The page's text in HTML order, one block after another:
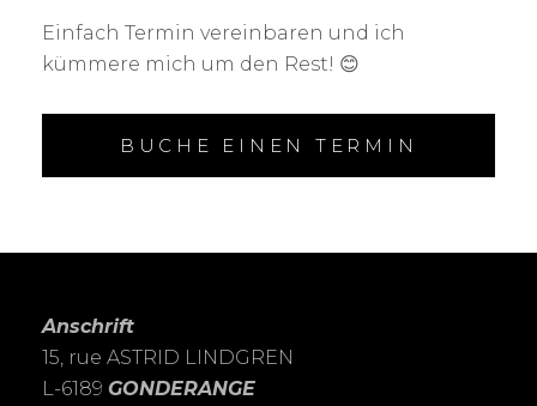
Einfach Termin vereinbaren und ich
kümmere mich um den Rest! 😊
BUCHE EINEN TERMIN
Anschrift
15, rue ASTRID LINDGREN
L-6189 GONDERANGE